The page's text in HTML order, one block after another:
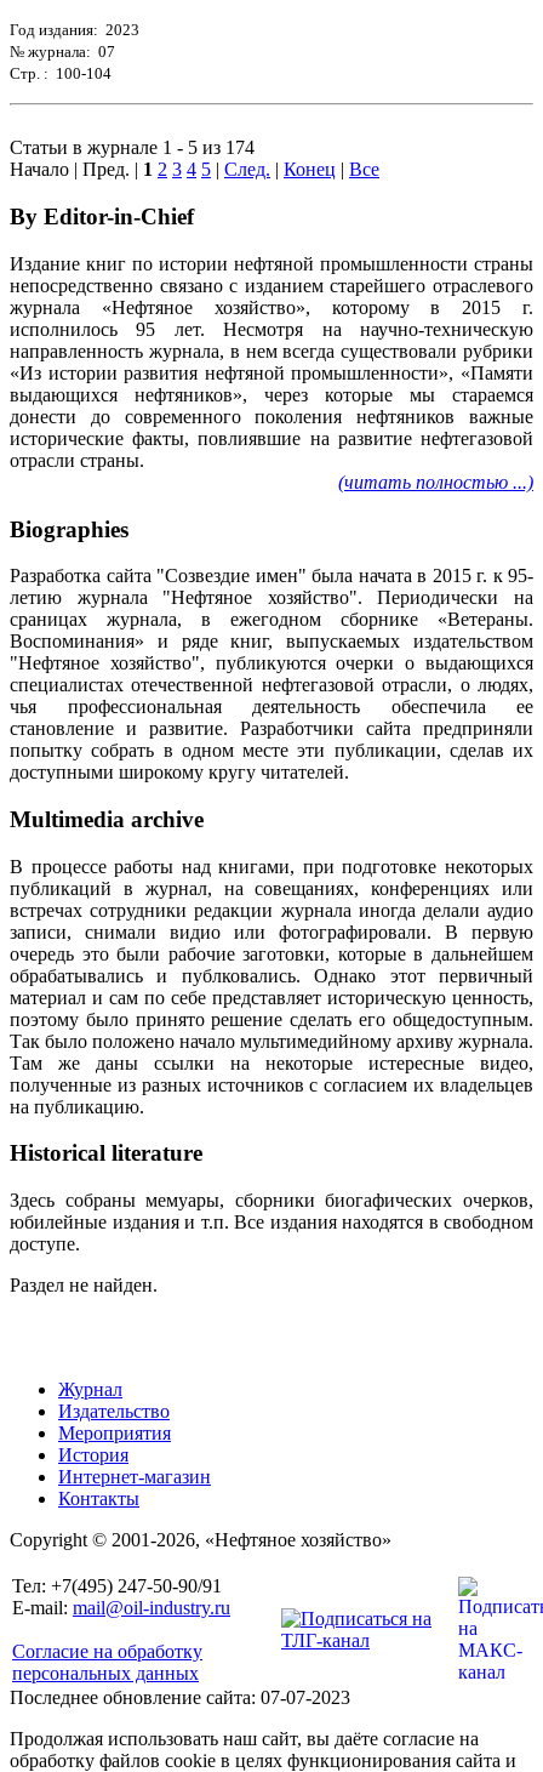
Год издания: 2023
№ журнала: 07
Стр. : 100-104
Статьи в журнале 1 - 5 из 174
Начало | Пред. | 1 2 3 4 5 | След. | Конец | Все
By Editor-in-Chief
Издание книг по истории нефтяной промышленности страны
непосредственно связано с изданием старейшего отраслевого
журнала «Нефтяное хозяйство», которому в 2015 г.
исполнилось 95 лет. Несмотря на научно-техническую
направленность журнала, в нем всегда существовали рубрики
«Из истории развития нефтяной промышленности», «Памяти
выдающихся нефтяников», через которые мы стараемся
донести до современного поколения нефтяников важные
исторические факты, повлиявшие на развитие нефтегазовой
отрасли страны.
(читать полностью ...)
Biographies
Разработка сайта "Созвездие имен" была начата в 2015 г. к 95-
летию журнала "Нефтяное хозяйство". Периодически на
сраницах журнала, в ежегодном сборнике «Ветераны.
Воспоминания» и ряде книг, выпускаемых издательством
"Нефтяное хозяйство", публикуются очерки о выдающихся
специалистах отечественной нефтегазовой отрасли, о людях,
чья профессиональная деятельность обеспечила ее
становление и развитие. Разработчики сайта предприняли
попытку собрать в одном месте эти публикации, сделав их
доступными широкому кругу читателей.
Multimedia archive
В процессе работы над книгами, при подготовке некоторых
публикаций в журнал, на совещаниях, конференциях или
встречах сотрудники редакции журнала иногда делали аудио
записи, снимали видио или фотографировали. В первую
очередь это были рабочие заготовки, которые в дальнейшем
обрабатывались и публковались. Однако этот первичный
материал и сам по себе представляет историческую ценность,
поэтому было принято решение сделать его общедоступным.
Так было положено начало мультимедийному архиву журнала.
Там же даны ссылки на некоторые истересные видео,
полученные из разных источников с согласием их владельцев
на публикацию.
Historical literature
Здесь собраны мемуары, сборники биогафических очерков,
юбилейные издания и т.п. Все издания находятся в свободном
доступе.
Раздел не найден.
Журнал
Издательство
Мероприятия
История
Интернет-магазин
Контакты
Copyright © 2001-2026, «Нефтяное хозяйство»
Тел: +7(495) 247-50-90/91
E-mail: mail@oil-industry.ru
Согласие на обработку
персональных данных
Последнее обновление сайта: 07-07-2023
Продолжая использовать наш сайт, вы даёте согласие на
обработку файлов cookie в целях функционирования сайта и